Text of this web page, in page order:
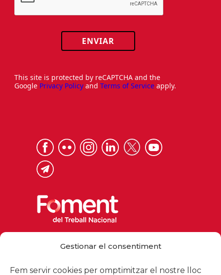
Gestionar el consentiment
Fem servir cookies per omptimitzar el nostre lloc
ENVIAR
This site is protected by reCAPTCHA and the
Google Privacy Policy and Terms of Service apply.
foment@foment.com